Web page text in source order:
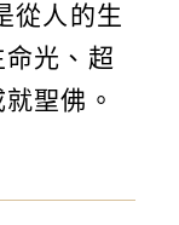
從人的生
光、超
聖佛。